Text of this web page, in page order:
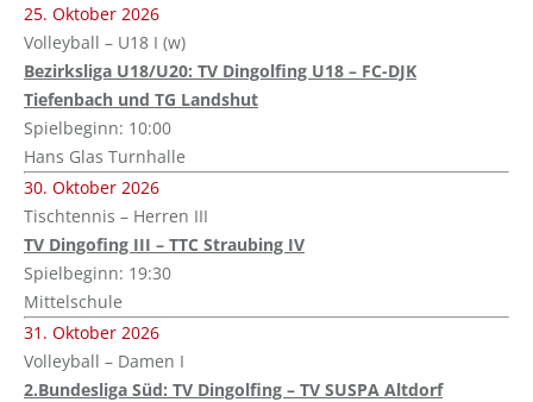
25. Oktober 2026
Volleyball – U18 I (w)
Bezirksliga U18/U20: TV Dingolfing U18 – FC-DJK
Tiefenbach und TG Landshut
Spielbeginn: 10:00
Hans Glas Turnhalle
30. Oktober 2026
Tischtennis – Herren III
TV Dingofing III – TTC Straubing IV
Spielbeginn: 19:30
Mittelschule
31. Oktober 2026
Volleyball – Damen I
2.Bundesliga Süd: TV Dingolfing – TV SUSPA Altdorf